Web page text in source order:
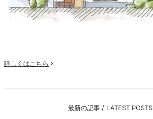
詳しくはこちら 
最新の記事 / LATEST POSTS